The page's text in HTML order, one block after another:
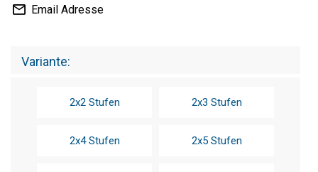
Email Adresse
Variante
2x2 Stufen 2x3 Stufen
2x4 Stufen 2x5 Stufen